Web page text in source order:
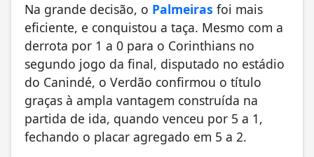
Na grande decisão, o Palmeiras foi mais
eficiente, e conquistou a taça. Mesmo com a
derrota por 1 a 0 para o Corinthians no
segundo jogo da final, disputado no estádio
do Canindé, o Verdão confirmou o título
graças à ampla vantagem construída na
partida de ida, quando venceu por 5 a 1,
fechando o placar agregado em 5 a 2.